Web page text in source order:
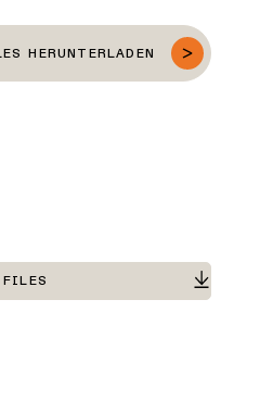
HERUNTERLADEN
FILES